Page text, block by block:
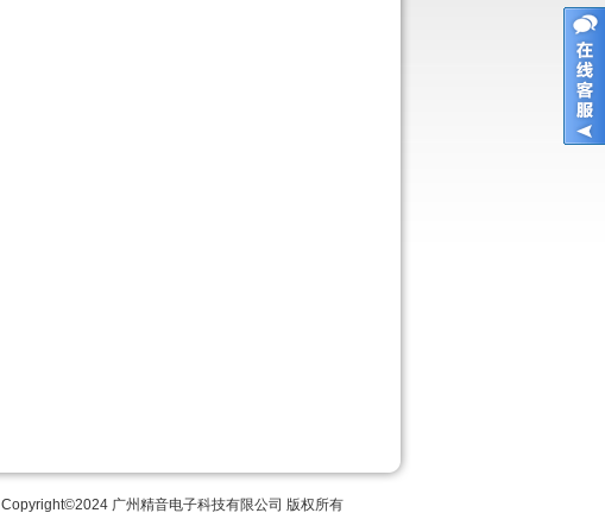
Copyright©2024 广州精音电子科技有限公司 版权所有